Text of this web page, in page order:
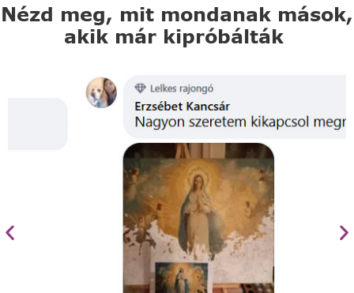
Nézd meg, mit mondanak mások,
akik már kipróbálták